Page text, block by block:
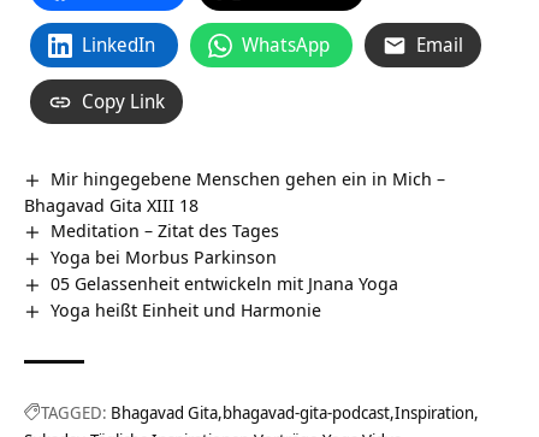
LinkedIn WhatsApp Email
Copy Link
Mir hingegebene Menschen gehen ein in Mich –
Bhagavad Gita XIII 18
Meditation – Zitat des Tages
Yoga bei Morbus Parkinson
05 Gelassenheit entwickeln mit Jnana Yoga
Yoga heißt Einheit und Harmonie
TAGGED: Bhagavad Gita bhagavad-gita-podcast Inspiration